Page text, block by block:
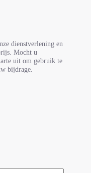
dienstverlening en
Mocht u
uit om gebruik te
bijdrage.